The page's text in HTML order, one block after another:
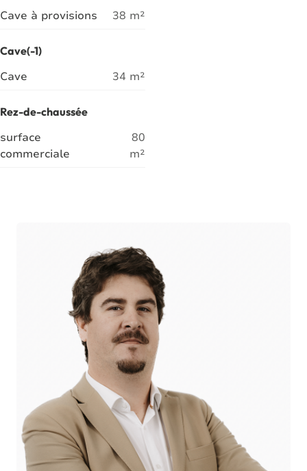
Cave à provisions
38 m²
Cave(-1)
Cave
34 m²
Rez-de-chaussée
surface
commerciale
80
m²